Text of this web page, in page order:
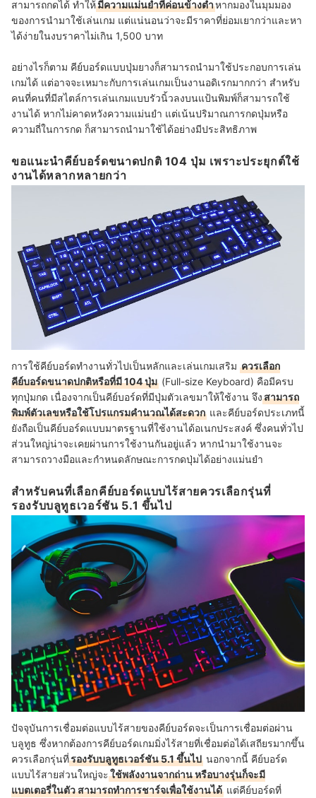
สามารถกดได้ ทำให้มีความแม่นยำที่ค่อนข้างต่ำหากมองในมุมมอง
ของการนำมาใช้เล่นเกม แต่แน่นอนว่าจะมีราคาที่ย่อมเยากว่าและหา
ได้ง่ายในงบราคาไม่เกิน 1,500 บาท
อย่างไรก็ตาม คีย์บอร์ดแบบปุ่มยางก็สามารถนำมาใช้ประกอบการเล่น
เกมได้ แต่อาจจะเหมาะกับการเล่นเกมเป็นงานอดิเรกมากกว่า สำหรับ
คนที่คนที่มีสไตล์การเล่นเกมแบบรัวนิ้วลงบนแป้นพิมพ์ก็สามารถใช้
งานได้ หากไม่คาดหวังความแม่นยำ แต่เน้นปริมาณการกดปุ่มหรือ
ความถี่ในการกด ก็สามารถนำมาใช้ได้อย่างมีประสิทธิภาพ
ขอแนะนำคีย์บอร์ดขนาดปกติ 104 ปุ่ม เพราะประยุกต์ใช้
งานได้หลากหลายกว่า
การใช้คีย์บอร์ดทำงานทั่วไปเป็นหลักและเล่นเกมเสริม ควรเลือก
คีย์บอร์ดขนาดปกติหรือที่มี 104 ปุ่ม (Full-size Keyboard) คือมีครบ
ทุกปุ่มกด เนื่องจากเป็นคีย์บอร์ดที่มีปุ่มตัวเลขมาให้ใช้งาน จึงสามารถ
พิมพ์ตัวเลขหรือใช้โปรแกรมคำนวณได้สะดวก และคีย์บอร์ดประเภทนี้
ยังถือเป็นคีย์บอร์ดแบบมาตรฐานที่ใช้งานได้อเนกประสงค์ ซึ่งคนทั่วไป
ส่วนใหญ่น่าจะเคยผ่านการใช้งานกันอยู่แล้ว หากนำมาใช้งานจะ
สามารถวางมือและกำหนดลักษณะการกดปุ่มได้อย่างแม่นยำ
สำหรับคนที่เลือกคีย์บอร์ดแบบไร้สายควรเลือกรุ่นที่
รองรับบลูทูธเวอร์ชัน 5.1 ขึ้นไป
ปัจจุบันการเชื่อมต่อแบบไร้สายของคีย์บอร์ดจะเป็นการเชื่อมต่อผ่าน
บลูทูธ ซึ่งหากต้องการคีย์บอร์ดเกมมิ่งไร้สายที่เชื่อมต่อได้เสถียรมากขึ้น
ควรเลือกรุ่นที่รองรับบลูทูธเวอร์ชัน 5.1 ขึ้นไป นอกจากนี้ คีย์บอร์ด
แบบไร้สายส่วนใหญ่จะใช้พลังงานจากถ่าน หรือบางรุ่นก็จะมี
แบตเตอรี่ในตัว สามารถทำการชาร์จเพื่อใช้งานได้ แต่คีย์บอร์ดที่